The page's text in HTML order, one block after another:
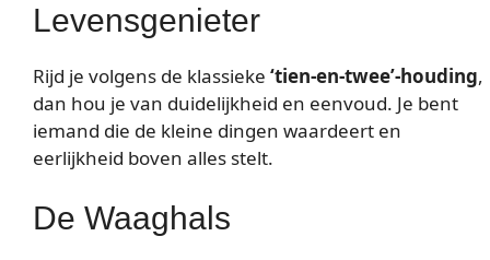
Levensgenieter
Rijd je volgens de klassieke ‘tien-en-twee’-houding,
dan hou je van duidelijkheid en eenvoud. Je bent
iemand die de kleine dingen waardeert en
eerlijkheid boven alles stelt.
De Waaghals